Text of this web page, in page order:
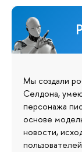
Мы создали
Селдона,
персонажа
основе
новости,